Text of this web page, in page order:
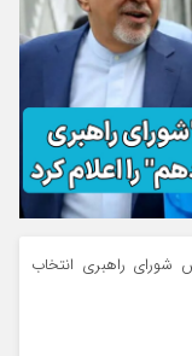
راهبری انتخاب